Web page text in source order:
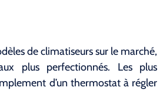
de climatiseurs sur le marché,
plus perfectionnés. Les plus
d’un thermostat à régler